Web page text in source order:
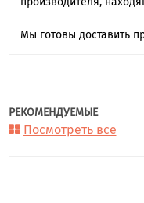
Мы готовы доставить
РЕКОМЕНДУЕМЫЕ
Посмотреть все